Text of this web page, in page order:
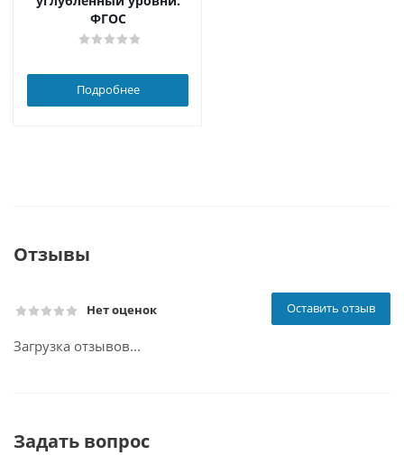
ФГОС
Подробнее
Отзывы
Нет оценок Оставить отзыв
Загрузка отзывов...
Задать вопрос